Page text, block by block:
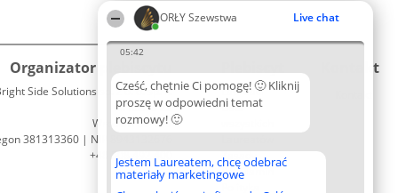
ORŁY Szewstwa Live chat
05:42
Cześć, chętnie Ci pomogę! 🙂 Kliknij
proszę w odpowiedni temat
rozmowy! 🙂
Jestem Laureatem, chcę odebrać
materiały marketingowe
Organizator plebiscytu
Side Solutions sp. z o. o. sp. k.
ul. Ruska 22
Wrocław 50-079
381313360 | NIP 8943132676
+48 508 492 400
Laureaci
Lista
Zasady
Regulamin
Kontakt